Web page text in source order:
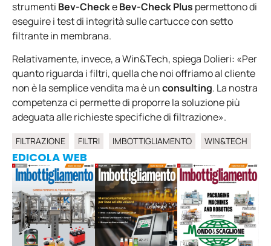
strumenti Bev-CheckeBev-Check Plus permettono di
eseguire i test di integrità sulle cartucce con setto
filtrante in membrana.
Relativamente, invece, a Win&Tech, spiega Dolieri: «Per
quanto riguarda i filtri, quella che noi offriamo al cliente
non è la semplice vendita ma è unconsulting. La nostra
competenza ci permette di proporre la soluzione più
adeguata alle richieste specifiche di filtrazione».
FILTRAZIONE FILTRI IMBOTTIGLIAMENTO WIN&TECH
EDICOLA WEB